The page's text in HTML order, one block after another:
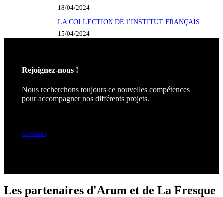
18/04/2024
LA COLLECTION DE l’INSTITUT FRANÇAIS
15/04/2024
Rejoignez-nous !
Nous recherchons toujours de nouvelles compétences
pour accompagner nos différents projets.
Contact
Les partenaires d'Arum et de La Fresque